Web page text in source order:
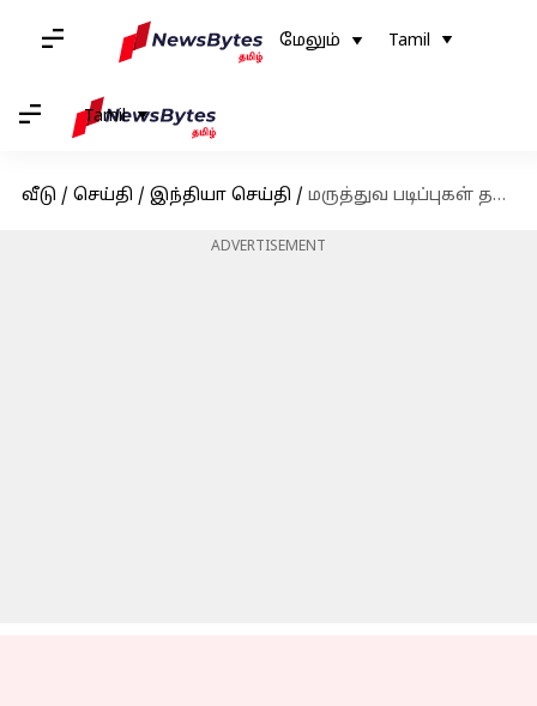
மேலும் Tamil
Tamil
வீடு / செய்தி / இந்தியா செய்தி / மருத்துவ படிப்புகள் தமிழில் இருக்க வேண்டும்-நிர்மலா சீதாராமன் பேச்சு
ADVERTISEMENT